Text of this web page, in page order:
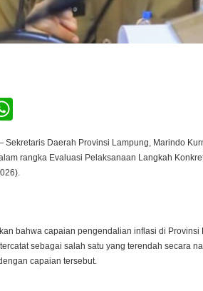
Sekretaris Daerah Provinsi Lampung, Marindo
rangka Evaluasi Pelaksanaan Langkah
bahwa capaian pengendalian inflasi di
sebagai salah satu yang terendah secara
capaian tersebut.